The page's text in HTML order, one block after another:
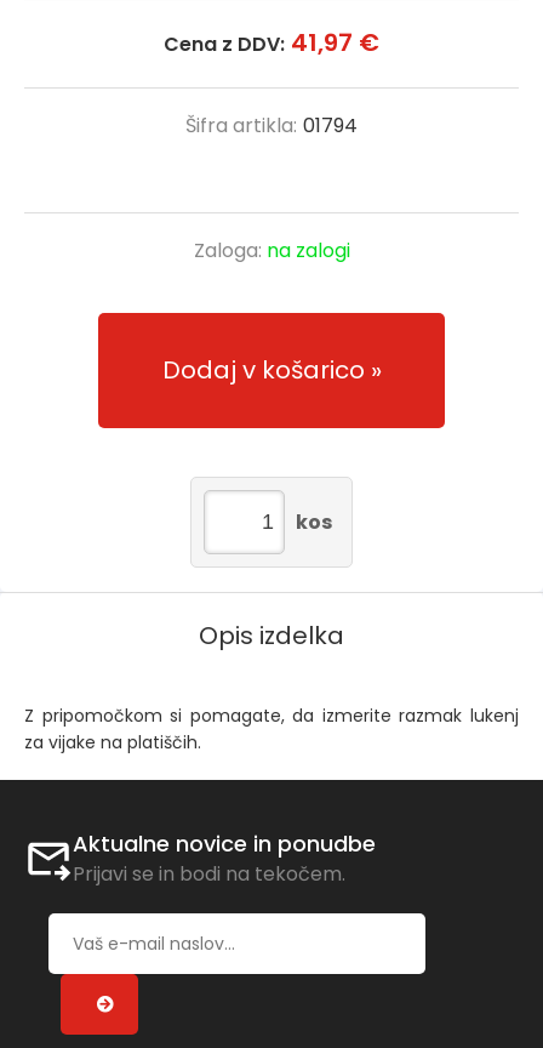
Cena z DDV: 41,97 €
Šifra artikla: 01794
Zaloga: na zalogi
Dodaj v košarico
kos
Opis izdelka
Z pripomočkom si pomagate, da izmerite razmak lukenj
za vijake na platiščih.
Aktualne novice in ponudbe
Prijavi se in bodi na tekočem.